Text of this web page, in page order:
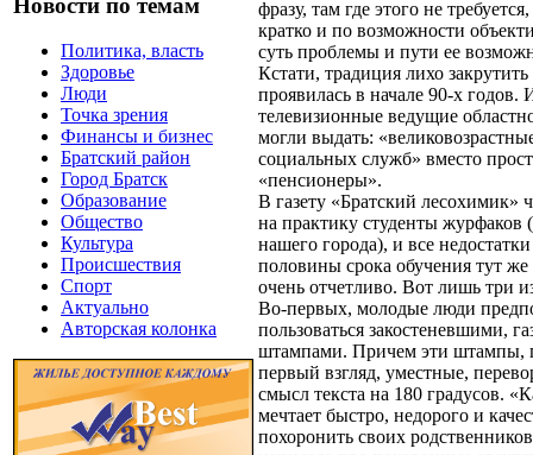
Новости по темам
Политика, власть
Здоровье
Люди
Точка зрения
Финансы и бизнес
Братский район
Город Братск
Образование
Общество
Культура
Происшествия
Спорт
Актуально
Авторская колонка
фразу, там где этого не
кратко и по возможности
суть проблемы и пути ее
Кстати, традиция лихо закрутить
проявилась в начале 90-х годов.
телевизионные ведущие
могли выдать:
социальных служб» вместо
«пенсионеры».
В газету «Братский лесохимик»
на практику студенты журфаков
нашего города), и все
половины срока обучения тут же
очень отчетливо. Вот лишь три
Во-первых, молодые люди
пользоваться закостеневшими,
штампами. Причем эти штампы,
первый взгляд, уместные,
смысл текста на 180 градусов.
мечтает быстро, недорого и
похоронить своих